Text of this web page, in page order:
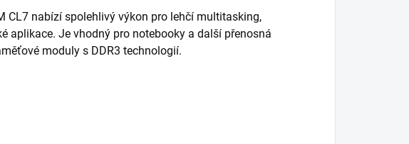
CL7 nabízí spolehlivý výkon pro lehčí multitasking,
aplikace. Je vhodný pro notebooky a další přenosná
moduly s DDR3 technologií.